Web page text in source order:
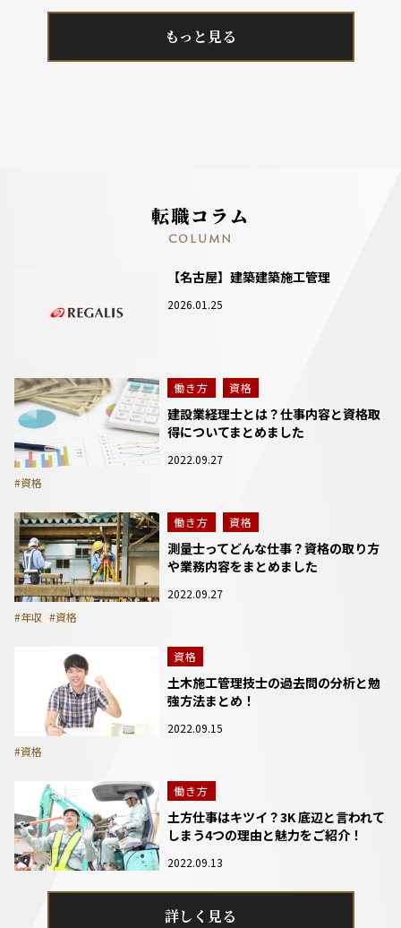
もっと見る
転職コラム
COLUMN
【名古屋】建築建築施工管理
2026.01.25
働き方 資格
建設業経理士とは？仕事内容と資格取
得についてまとめました
2022.09.27
#資格
働き方 資格
測量士ってどんな仕事？資格の取り方
や業務内容をまとめました
2022.09.27
#年収 #資格
資格
土木施工管理技士の過去問の分析と勉
強方法まとめ！
2022.09.15
#資格
働き方
土方仕事はキツイ？3K 底辺と言われて
しまう4つの理由と魅力をご紹介！
2022.09.13
詳しく見る